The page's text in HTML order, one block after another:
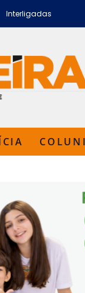
Interligadas